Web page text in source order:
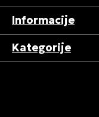
Informacije
Kategorije